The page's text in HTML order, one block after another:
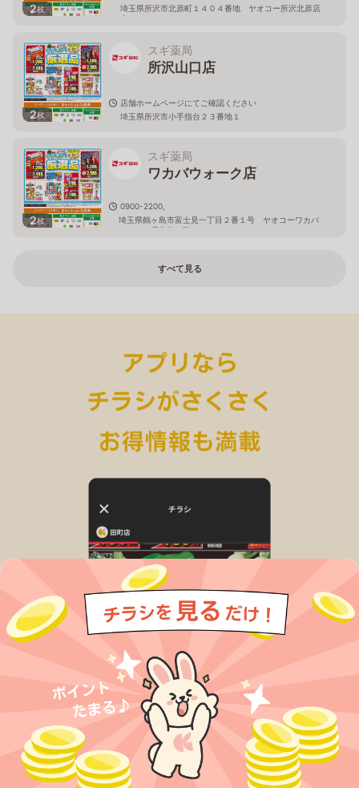
2枚
埼玉県所沢市北原町１４０４番地 ヤオコー所沢北原店
内
2枚
スギ薬局
所沢山口店
店舗ホームページにてご確認ください
埼玉県所沢市小手指台２３番地１
2枚
スギ薬局
ワカバウォーク店
0900-2200,
埼玉県鶴ヶ島市富士見一丁目２番１号 ヤオコーワカバ
ウォーク店北館１階
すべて見る